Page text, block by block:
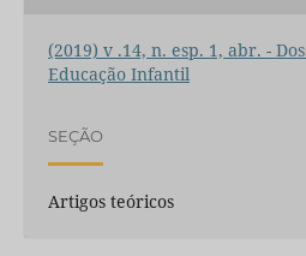
(2019) v .14, n. esp. 1, abr. -
Educação Infantil
SEÇÃO
Artigos teóricos